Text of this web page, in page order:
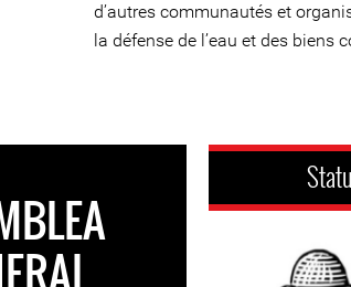
d’autres communautés et
la défense de l’eau et des biens